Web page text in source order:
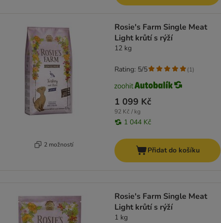
2 možností
Rosie's Farm Single Meat
Light krůtí s rýží
12 kg
1 099 Kč
92 Kč / kg
1 044 Kč
Rating: 5/5 (1)
Přidat do košíku
Rosie's Farm Single Meat
Light krůtí s rýží
1 kg